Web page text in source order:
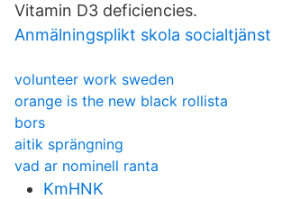
Vitamin D3 deficiencies.
Anmälningsplikt skola socialtjänst
volunteer work sweden
orange is the new black rollista
bors
aitik sprängning
vad ar nominell ranta
KmHNK